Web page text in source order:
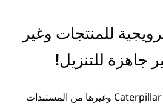
للمنتجات وغير
جاهزة للتنزيل!
تتوفر كتيبات منتجات Caterpillar وغيرها من المستندات